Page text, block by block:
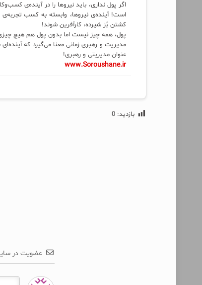
اگر پول نداری، باید نیروها را در آینده‌ی
است! آینده‌ی نیروها، وابسته به کسب
کشتن بُز شیرده، کارآفرین شوند!
پول، همه چیز نیست اما بدون پول هم هیچ
مدیریت و رهبری زمانی معنا می‌گیرد که
عنوان مدیریتی و رهبری!
www.Soroushane.ir
بازدید: 0
عضویت در